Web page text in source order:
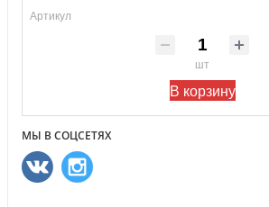
Артикул
шт
В корзину
МЫ В СОЦСЕТЯХ